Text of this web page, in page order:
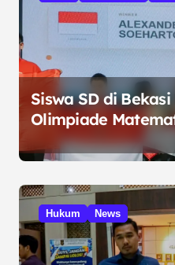
Siswa SD di
Olimpiade
Internasional di
Hukum News